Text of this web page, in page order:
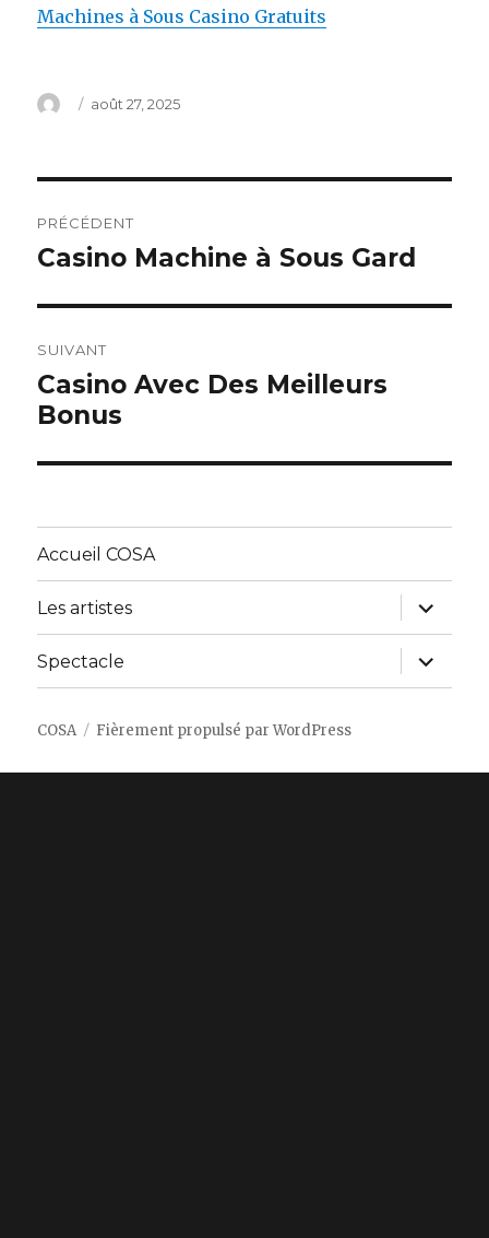
Machines à Sous Casino Gratuits
Auteur
Publié
août 27, 2025
de
PRÉCÉDENT
Article
Casino Machine à Sous Gard
SUIVANT
Article
suivant :
Casino Avec Des Meilleurs
Bonus
Accueil COSA
Les artistes
ouvrir
le
sous-
menu
Spectacle
ouvrir
le
sous-
COSA Fièrement propulsé par WordPress